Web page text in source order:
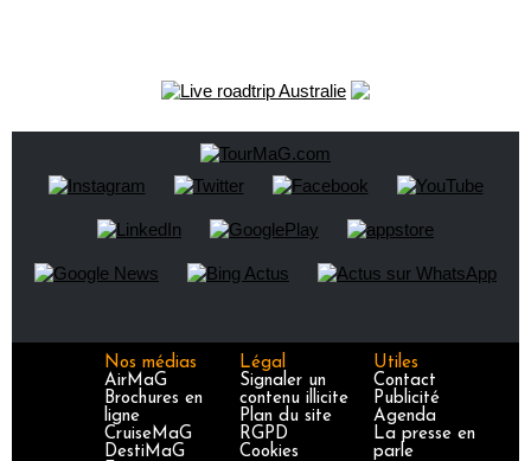
Nos médias
AirMaG
Brochures en
ligne
CruiseMaG
DestiMaG
Légal
Signaler un
contenu illicite
Plan du site
RGPD
Cookies
Utiles
Contact
Publicité
Agenda
La presse en
parle